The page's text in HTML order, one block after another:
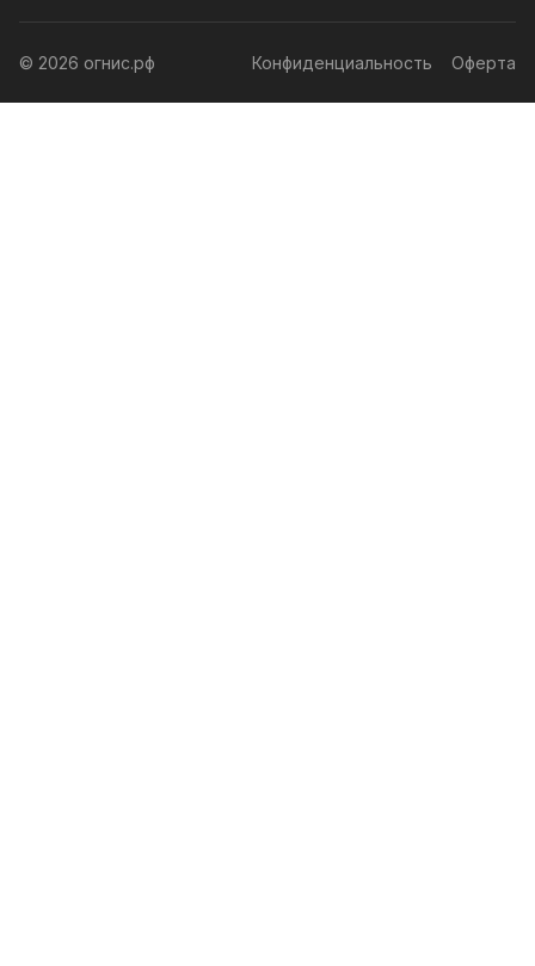
© 2026 огнис.рф Конфиденциальность Оферта